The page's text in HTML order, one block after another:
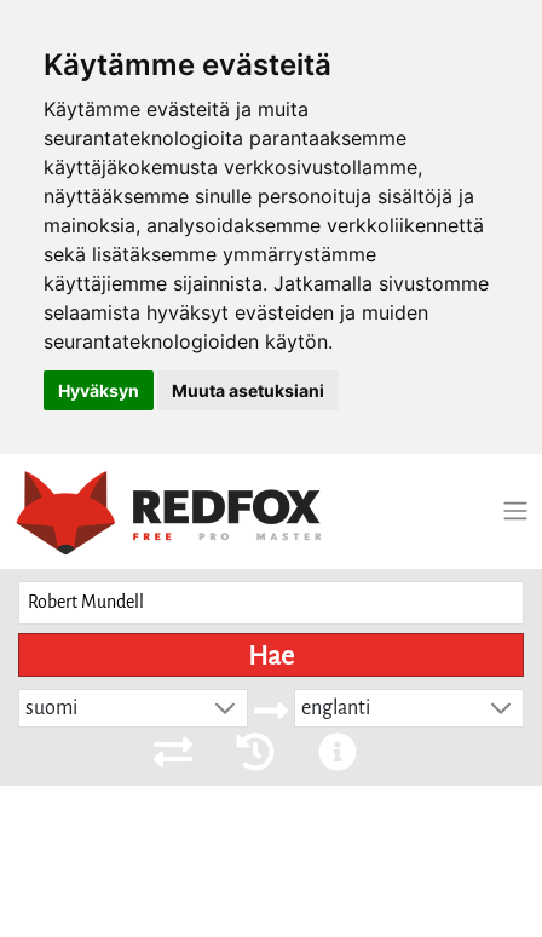
Käytämme evästeitä
Käytämme evästeitä ja muita
seurantateknologioita parantaaksemme
käyttäjäkokemusta verkkosivustollamme,
näyttääksemme sinulle personoituja sisältöjä ja
mainoksia, analysoidaksemme verkkoliikennettä
sekä lisätäksemme ymmärrystämme
käyttäjiemme sijainnista. Jatkamalla sivustomme
selaamista hyväksyt evästeiden ja muiden
seurantateknologioiden käytön.
Hyväksyn Muuta asetuksiani
Hae
suomi englanti